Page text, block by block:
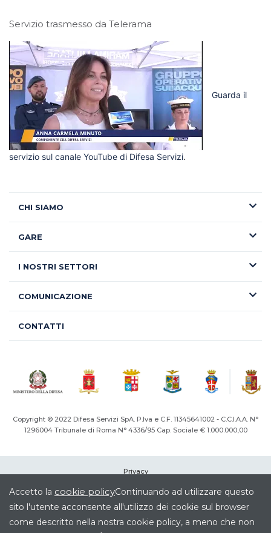
Servizio trasmesso da Telerama
Guarda il
servizio sul canale YouTube di Difesa Servizi.
CHI SIAMO
GARE
I NOSTRI SETTORI
COMUNICAZIONE
CONTATTI
Copyright © 2022 Difesa Servizi SpA. P.Iva e C.F. 11345641002 - C.C.I.A.A. N°
1296004Tribunale di Roma N° 4336/95 Cap. Sociale € 1.000.000,00
Privacy
Cookie
Note legali
Società Trasparente
Accetto la cookie policyContinuando ad utilizzare questo
sito l'utente acconsente all'utilizzo dei cookie sul browser
come descritto nella nostra cookie policy, a meno che non